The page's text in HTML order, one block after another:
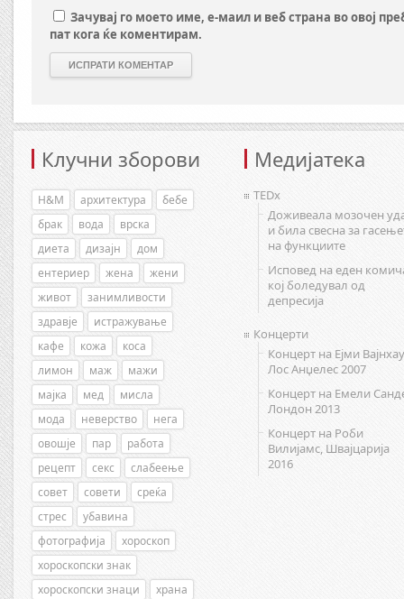
Зачувај го моето име, е-маил и веб страна во овој
пат кога ќе коментирам.
Клучни зборови
H&M архитектура
бебе
брак
вода
врска
диета
дизајн
дом
ентериер
жена
жени
живот
занимливости
здравје
истражување
кафе
кожа
коса
лимон
маж
мажи
мајка
мед
мисла
мода
неверство
нега
овошје
пар
работа
рецепт
секс
слабеење
совет
совети
среќа
стрес
убавина
фотографија
хороскоп
хороскопски знак
хороскопски знаци
храна
Медијатека
TEDx
Доживеала мозочен
и била свесна за
на функциите
Исповед на еден
кој боледувал од
депресија
Концерти
Концерт на Ејми
Лос Анџелес 2007
Концерт на Емели
Лондон 2013
Концерт на Роби
Вилијамс, Швајцарија
2016